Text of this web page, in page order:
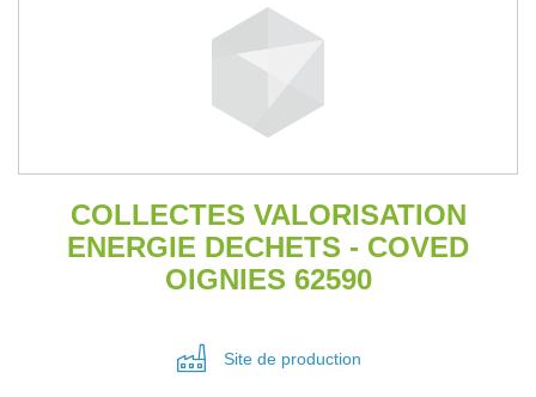
COLLECTES VALORISATION
ENERGIE DECHETS - COVED
OIGNIES 62590
Site de production